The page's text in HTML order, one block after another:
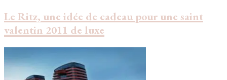
Le Ritz, une idée de cadeau pour une saint
valentin 2011 de luxe